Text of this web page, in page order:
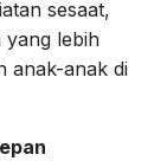
sesaat,
yang lebih
anak-anak di